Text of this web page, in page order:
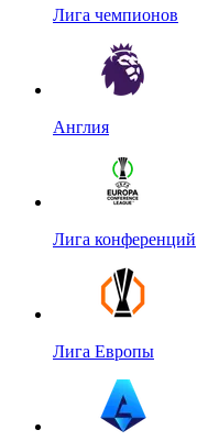
Лига чемпионов
Англия
Лига конференций
Лига Европы